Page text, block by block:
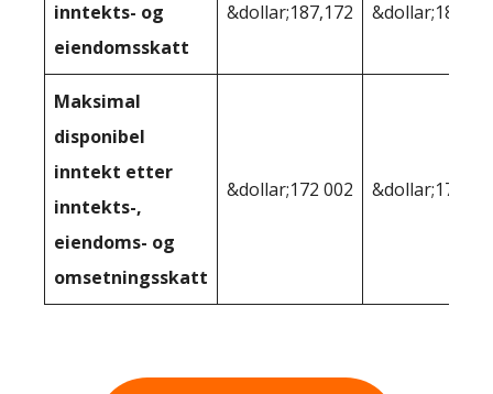
inntekts- og
eiendomsskatt
&dollar;187,172 &dollar;187
Maksimal
disponibel
inntekt etter
inntekts-,
eiendoms- og
omsetningsskatt
&dollar;172 002